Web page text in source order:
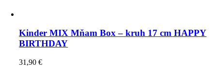
Kinder MIX Mňam Box – kruh 17 cm HAPPY
BIRTHDAY
31,90€